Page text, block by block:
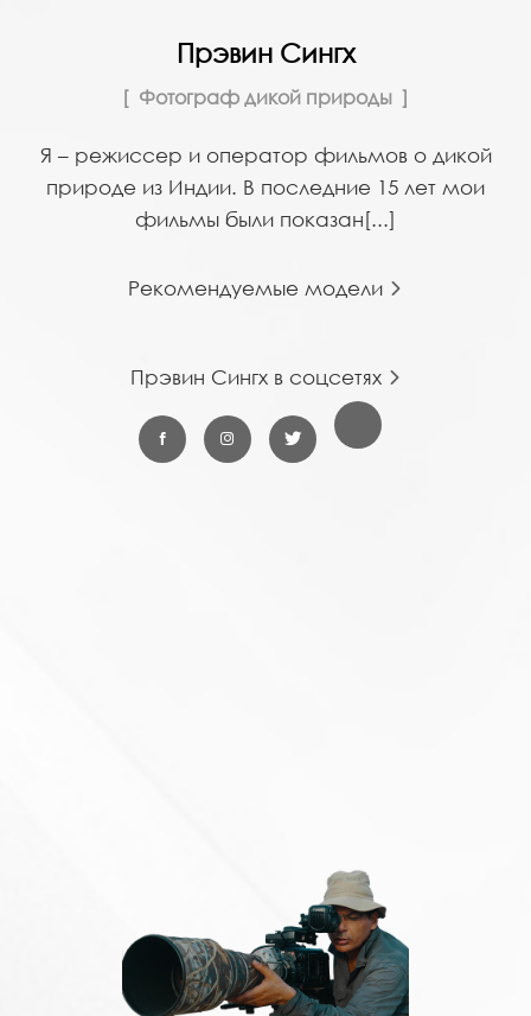
Прэвин Сингх
Фотограф дикой природы
Я – режиссер и оператор фильмов о дикой
природе из Индии. В последние 15 лет мои
фильмы были показан[...]
Рекомендуемые модели
Прэвин Сингх в соцсетях